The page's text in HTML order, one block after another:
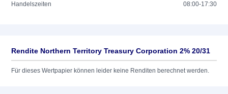
Handelszeiten 08:00-17:30
Rendite Northern Territory Treasury Corporation 2% 20/31
Für dieses Wertpapier können leider keine Renditen berechnet werden.